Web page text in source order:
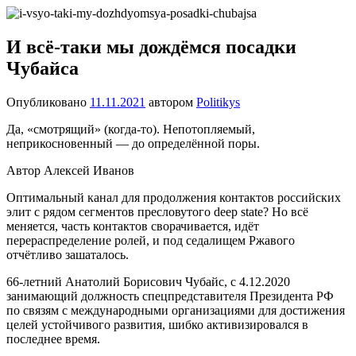
Перейти
содержимому
один
сайт
на
WordPress
И всё-таки мы дождёмся посадки
Чубайса
Опубликовано 11.11.2021 автором Politikys
Да, «смотрящий» (когда-то). Непотопляемый,
неприкосновенный — до определённой поры.
Автор Алексей Иванов
Оптимальный канал для продолжения контактов российских
элит с рядом сегментов пресловутого deep state? Но всё
меняется, часть контактов сворачивается, идёт
перераспределение ролей, и под седалищем Ржавого
отчётливо зашаталось.
66-летний Анатолий Борисович Чубайс, с 4.12.2020
занимающий должность спецпредставителя Президента РФ
по связям с международными организациями для достижения
целей устойчивого развития, шибко активизировался в
последнее время.